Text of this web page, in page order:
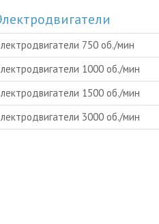
Электродвигатели
Электродвигатели 750 об./мин
Электродвигатели 1000 об./мин
Электродвигатели 1500 об./мин
Электродвигатели 3000 об./мин